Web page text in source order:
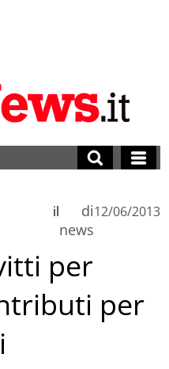
di
news
il 12/06/2013
per
per